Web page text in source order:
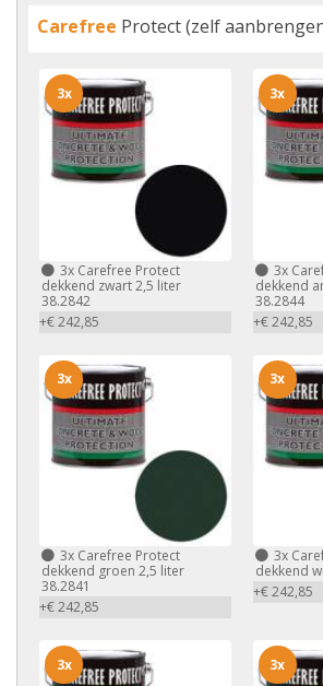
Carefree Protect (zelf
3x Carefree Protect
dekkend zwart 2,5 liter
38.2842
+€ 242,85
3x
3x
dekkend
38.2844
+€ 242,85
3x
3x Carefree Protect
dekkend groen 2,5 liter
38.2841
+€ 242,85
3x
3x
dekkend
+€ 242,85
3x
3x 3x